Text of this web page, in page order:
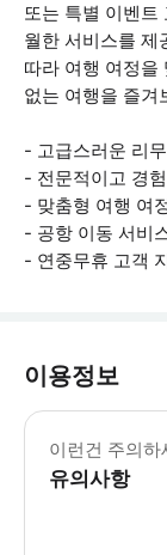
또는 특별 이벤트
월한 서비스를 제
따라 여행 여정을
없는 여행을 즐겨
- 고급스러운 리
- 전문적이고 경
- 맞춤형 여행 여
- 공항 이동 서비
- 연중무휴 고객
이용정보
이런건 주의하
유의사항